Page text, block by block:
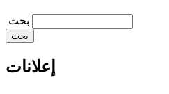
‏بحث ‏
إعلانات